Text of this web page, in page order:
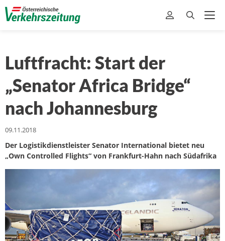
Luftfracht: Start der
„Senator Africa Bridge“
nach Johannesburg
09.11.2018
Der Logistikdienstleister Senator International bietet neu
„Own Controlled Flights“ von Frankfurt-Hahn nach Südafrika